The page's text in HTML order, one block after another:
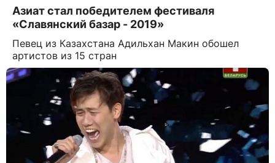
Азиат стал победителем фестиваля
«Славянский базар - 2019»
Певец из Казахстана Адильхан Макин обошел
артистов из 15 стран